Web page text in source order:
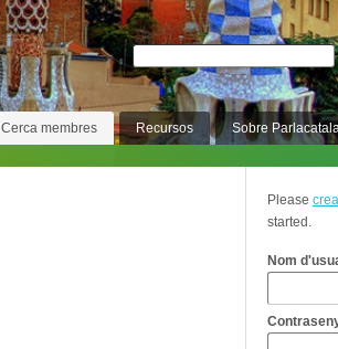
Cerca membres Recursos Sobre
Please
started.
Nom